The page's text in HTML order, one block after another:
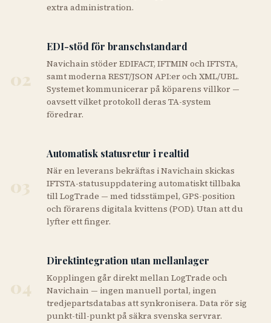
extra administration.
02
EDI-stöd för branschstandard
Navichain stöder EDIFACT, IFTMIN och IFTSTA,
samt moderna REST/JSON API:er och XML/UBL.
Systemet kommunicerar på köparens villkor —
oavsett vilket protokoll deras TA-system
föredrar.
03
Automatisk statusretur i realtid
När en leverans bekräftas i Navichain skickas
IFTSTA-statusuppdatering automatiskt tillbaka
till LogTrade — med tidsstämpel, GPS-position
och förarens digitala kvittens (POD). Utan att du
lyfter ett finger.
04
Direktintegration utan mellanlager
Kopplingen går direkt mellan LogTrade och
Navichain — ingen manuell portal, ingen
tredjepartsdatabas att synkronisera. Data rör sig
punkt-till-punkt på säkra svenska servrar.